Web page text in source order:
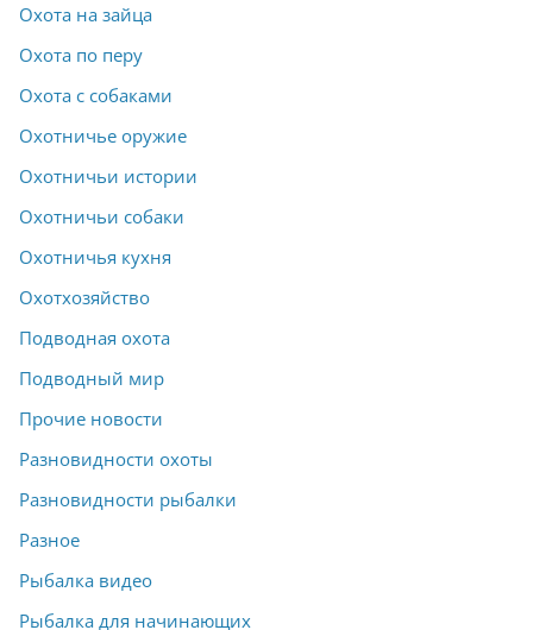
Охота на зайца
Охота по перу
Охота с собаками
Охотничье оружие
Охотничьи истории
Охотничьи собаки
Охотничья кухня
Охотхозяйство
Подводная охота
Подводный мир
Прочие новости
Разновидности охоты
Разновидности рыбалки
Разное
Рыбалка видео
Рыбалка для начинающих